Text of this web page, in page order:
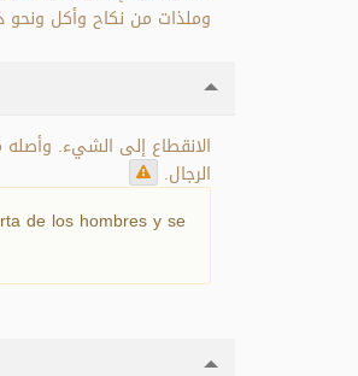
وملذات من نكاح وأكل ونحو ذلك. 2- تبتل مذموم، وهو ترك النكاح والملذات مطلقا بقصد
الانقطاع إلى الشيء.
الرجال.
de los hombres y se